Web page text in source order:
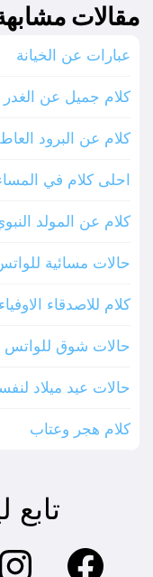
مقالات
عبارات عن الخيانة
كلام جميل عن الغدر
كلام عن البرود
احلى كلام في
كلام عن المولد
حالات مسائية
كلام للاصدقاء الاوفياء
حالات شوق للواتس
حالات عيد ميلاد
كلام هجر وعتاب